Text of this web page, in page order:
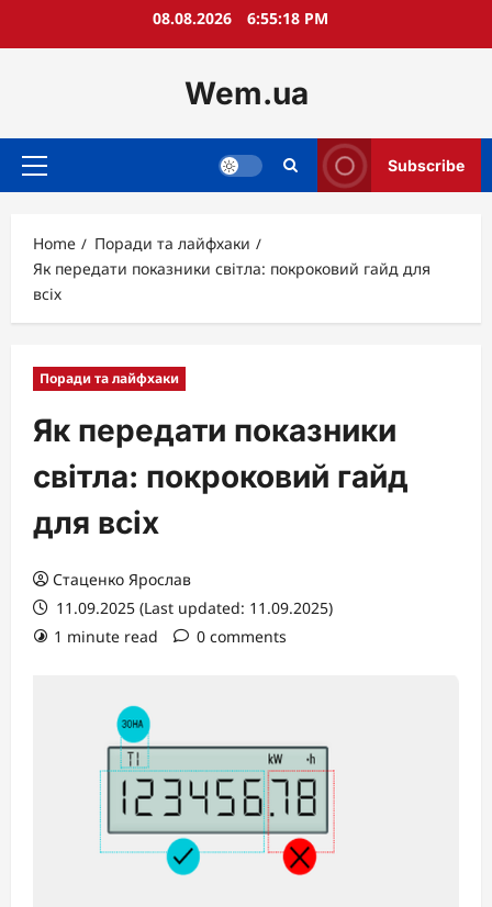
08.08.2026 6:55:19 PM
Wem.ua
Primary
Subscribe
Home
Поради та лайфхаки
Як передати показники світла: покроковий гайд для
всіх
Поради та лайфхаки
Як передати показники
світла: покроковий гайд
для всіх
Стаценко Ярослав
11.09.2025 (Last updated: 11.09.2025)
1 minute read
0 comments